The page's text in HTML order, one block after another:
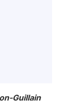
Guillain